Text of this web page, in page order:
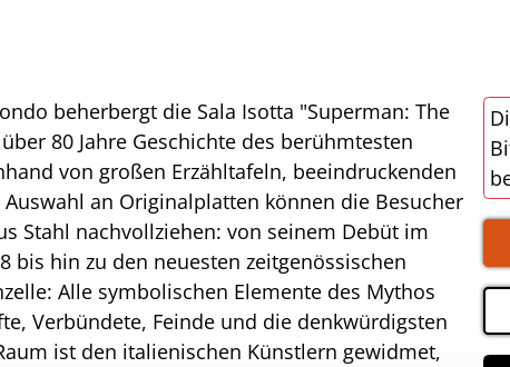
beherbergt die Sala Isotta "Superman: The
80 Jahre Geschichte des berühmtesten
von großen Erzähltafeln, beeindruckenden
an Originalplatten können die Besucher
Stahl nachvollziehen: von seinem Debüt im
bis hin zu den neuesten zeitgenössischen
Alle symbolischen Elemente des Mythos
Verbündete, Feinde und die denkwürdigsten
ist den italienischen Künstlern gewidmet,